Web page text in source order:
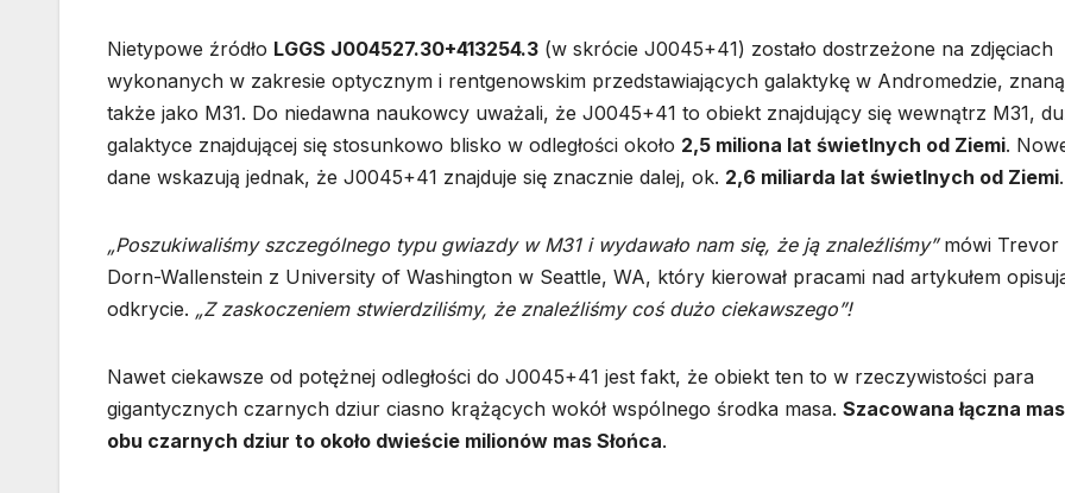
Nietypowe źródło LGGS J004527.30+413254.3 (w skrócie J0045+41) zostało dostrzeżone na zdjęciach
wykonanych w zakresie optycznym i rentgenowskim przedstawiających galaktykę w Andromedzie, znaną
także jako M31. Do niedawna naukowcy uważali, że J0045+41 to obiekt znajdujący się wewnątrz M31,
galaktyce znajdującej się stosunkowo blisko w odległości około 2,5 miliona lat świetlnych od Ziemi.
dane wskazują jednak, że J0045+41 znajduje się znacznie dalej, ok. 2,6 miliarda lat świetlnych od Ziemi.
„Poszukiwaliśmy szczególnego typu gwiazdy w M31 i wydawało nam się, że ją znaleźliśmy”mówi Trevor
Dorn-Wallenstein z University of Washington w Seattle, WA, który kierował pracami nad artykułem
odkrycie. „Z zaskoczeniem stwierdziliśmy, że znaleźliśmy coś dużo ciekawszego”!
Nawet ciekawsze od potężnej odległości do J0045+41 jest fakt, że obiekt ten to w rzeczywistości para
gigantycznych czarnych dziur ciasno krążących wokół wspólnego środka masa. Szacowana łączna
obu czarnych dziur to około dwieście milionów mas Słońca.